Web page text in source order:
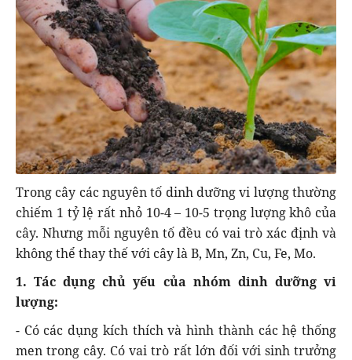
Trong cây các nguyên tố dinh dưỡng vi lượng thường
chiếm 1 tỷ lệ rất nhỏ 10-4 – 10-5 trọng lượng khô của
cây. Nhưng mỗi nguyên tố đều có vai trò xác định và
không thể thay thế với cây là B, Mn, Zn, Cu, Fe, Mo.
1. Tác dụng chủ yếu của nhóm dinh dưỡng vi
lượng:
- Có các dụng kích thích và hình thành các hệ thống
men trong cây. Có vai trò rất lớn đối với sinh trưởng